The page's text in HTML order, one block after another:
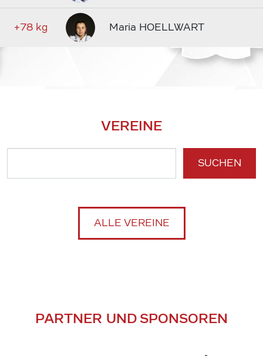
+78 kg Maria HOELLWART
VEREINE
SUCHEN
ALLE VEREINE
PARTNER UND SPONSOREN